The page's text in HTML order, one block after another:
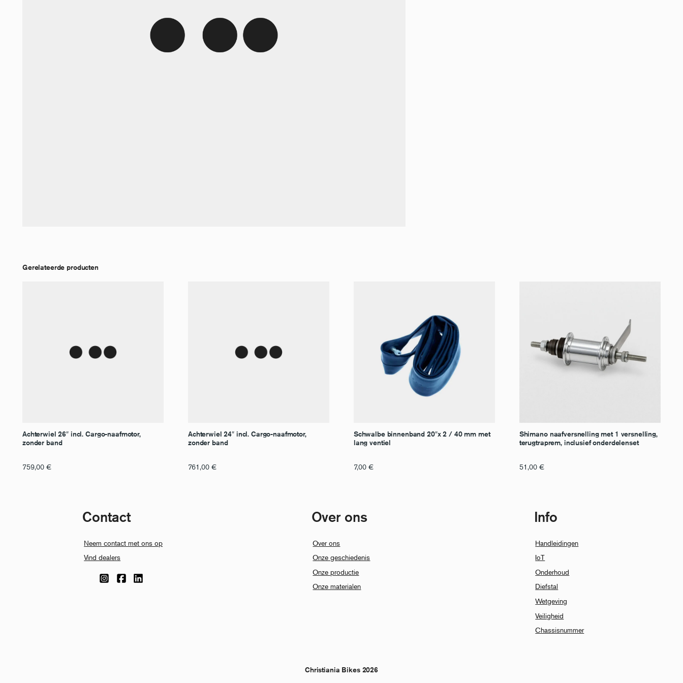
Gerelateerde producten
Achterwiel 26″ incl. Cargo-naafmotor,
zonder band
759,00 €
Achterwiel 24″ incl. Cargo-naafmotor,
zonder band
761,00 €
Schwalbe binnenband 20″x 2 / 40 mm met
lang ventiel
7,00 €
Shimano naafversnelling met 1 versnelling,
terugtraprem, inclusief onderdelenset
51,00 €
Contact
Neem contact met ons op
Vind dealers
Over ons
Over ons
Onze geschiedenis
Onze productie
Onze materialen
Info
Handleidingen
IoT
Onderhoud
Diefstal
Wetgeving
Veiligheid
Chassisnummer
Christiania Bikes 2026